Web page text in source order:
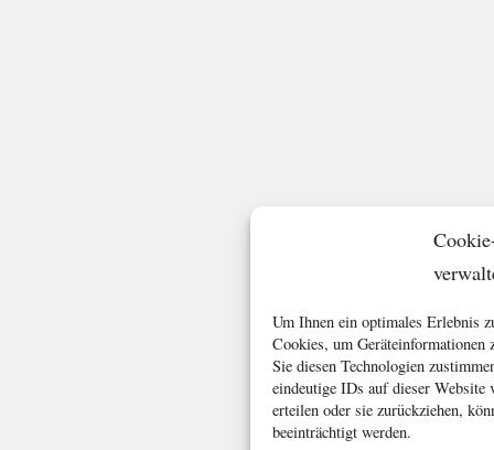
Um Ihnen ein optimales Erlebnis
Cookies, um Geräteinformationen
Sie diesen Technologien
eindeutige IDs auf dieser
erteilen oder sie zurückziehen,
beeinträchtigt werden.